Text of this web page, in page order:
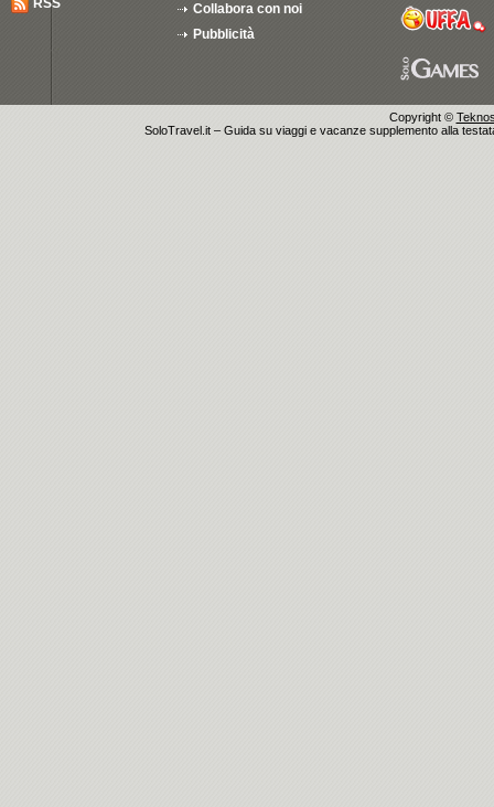
RSS
Collabora con noi
Pubblicità
Copyright ©
SoloTravel.it – Guida su viaggi e vacanze supplemento alla